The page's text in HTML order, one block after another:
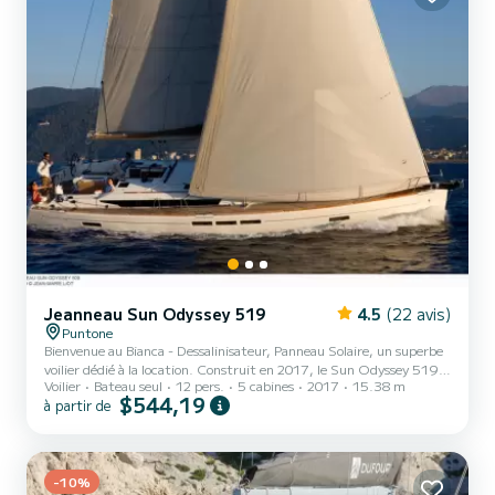
Jeanneau Sun Odyssey 519 4.5 (22 avis)
Puntone
Bienvenue au Bianca - Dessalinisateur, Panneau Solaire, un superbe
voilier dédié à la location. Construit en 2017, le Sun Odyssey 519
vous emmènera dans les plus beaux mouillages de Marina di
Scarlino. Le bateau dispose de 5 cabines confortables et d'une
extraordinaires sur l'eau dans les environs de Marina di Scarlino Pour
votre confort, Bianca - Dessalinisateur , Pann...
Voilier Bateau seul 12 pers. 5 cabines 2017 15.38 m
à partir de $544,19
-10%